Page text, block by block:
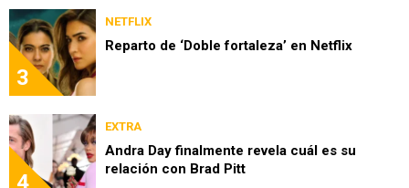
3
NETFLIX
Reparto de ‘Doble fortaleza’ en Netflix
4
EXTRA
Andra Day finalmente revela cuál es su
relación con Brad Pitt